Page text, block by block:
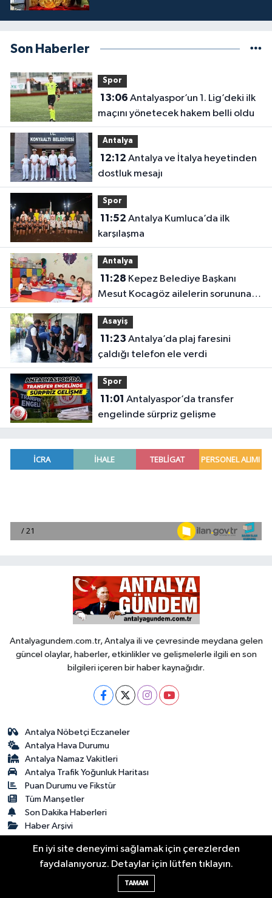
Son Haberler
Spor
13:06
maçını yönetecek hakem belli oldu
Antalya
12:12
dostluk mesajı
Spor
11:52
karşılaşma
Antalya
11:28
Mesut Kocagöz ailelerin sorununa
çözüm arıyor
Asayiş
11:23
çaldığı telefon ele verdi
Spor
11:01
engelinde sürpriz gelişme
Antalyagundem.com.tr, Antalya ili ve çevresinde meydana gelen
güncel olaylar, haberler, etkinlikler ve gelişmelerle ilgili en son
bilgileri içeren bir haber kaynağıdır.
Antalya Nöbetçi Eczaneler
Antalya Hava Durumu
Antalya Namaz Vakitleri
Antalya Trafik Yoğunluk Haritası
Puan Durumu ve Fikstür
Tüm Manşetler
Son Dakika Haberleri
Haber Arşivi
Gizlilik Sözleşmesi İletişim
Künye
En iyi site deneyimi sağlamak için çerezlerden
faydalanıyoruz. Detaylar için lütfen tıklayın.
TAMAM